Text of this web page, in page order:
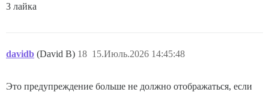
3 лайка
davidb (David B) 15.Июль.2026 14:45:48
18
Это предупреждение больше не должно отображаться, если